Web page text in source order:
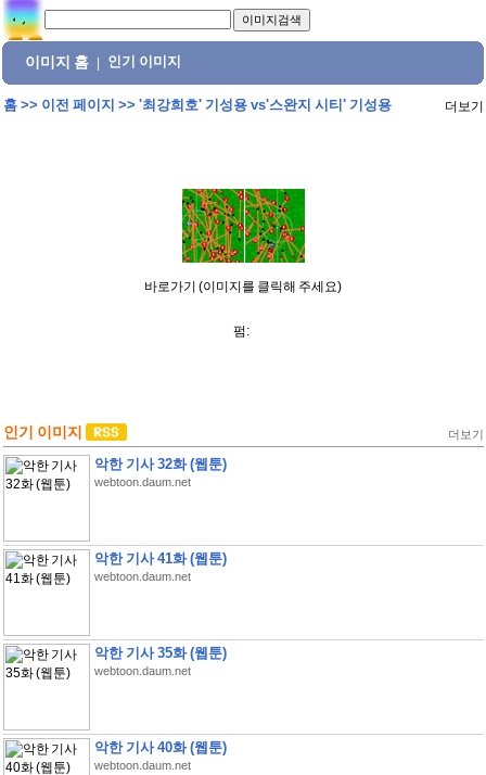
이미지 홈 인기 이미지
홈>> 이전 페이지 >> '최강희호' 기성용 vs'스완지 시티' 기성용 더보기
바로가기 (이미지를 클릭해 주세요)
펌:
인기 이미지 더보기
악한 기사 32화 (웹툰)
webtoon.daum.net
악한 기사 41화 (웹툰)
webtoon.daum.net
악한 기사 35화 (웹툰)
webtoon.daum.net
악한 기사 40화 (웹툰)
webtoon.daum.net